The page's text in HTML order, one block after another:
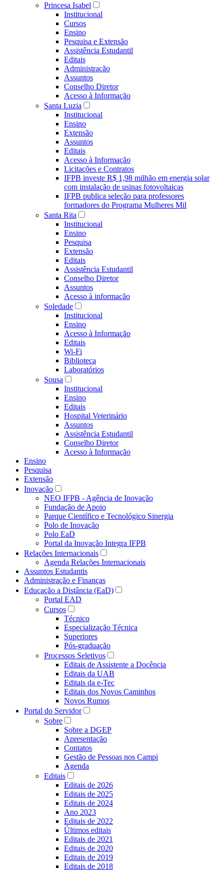
Princesa Isabel
Institucional
Cursos
Ensino
Pesquisa e Extensão
Assistência Estudantil
Editais
Administração
Assuntos
Conselho Diretor
Acesso à Informação
Santa Luzia
Institucional
Ensino
Extensão
Assuntos
Editais
Acesso à Informação
Licitações e Contratos
IFPB investe R$ 1,98 milhão em energia solar
com instalação de usinas fotovoltaicas
IFPB publica seleção para professores
formadores do Programa Mulheres Mil
Santa Rita
Institucional
Ensino
Pesquisa
Extensão
Editais
Assistência Estudantil
Conselho Diretor
Assuntos
Acesso à informação
Soledade
Institucional
Ensino
Acesso à Informação
Editais
Wi-Fi
Biblioteca
Laboratórios
Sousa
Institucional
Ensino
Editais
Hospital Veterinário
Assuntos
Assistência Estudantil
Conselho Diretor
Acesso à Informação
Ensino
Pesquisa
Extensão
Inovação
NEO IFPB - Agência de Inovação
Fundação de Apoio
Parque Científico e Tecnológico Sinergia
Polo de Inovação
Polo EaD
Portal da Inovação Integra IFPB
Relações Internacionais
Agenda Relações Internacionais
Assuntos Estudantis
Administração e Finanças
Educação a Distância (EaD)
Portal EAD
Cursos
Técnico
Especialização Técnica
Superiores
Pós-graduação
Processos Seletivos
Editais de Assistente a Docência
Editais da UAB
Editais da e-Tec
Editais dos Novos Caminhos
Novos Rumos
Portal do Servidor
Sobre
Sobre a DGEP
Apresentação
Contatos
Gestão de Pessoas nos Campi
Agenda
Editais
Editais de 2026
Editais de 2025
Editais de 2024
Ano 2023
Editais de 2022
Últimos editais
Editais de 2021
Editais de 2020
Editais de 2019
Editais de 2018